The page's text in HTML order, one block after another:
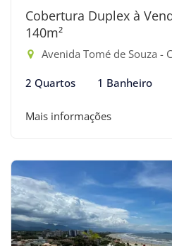
Cobertura Duplex à
140m²
Avenida Tomé de Souza -
2 Quartos 1 Banheiro
Mais informações